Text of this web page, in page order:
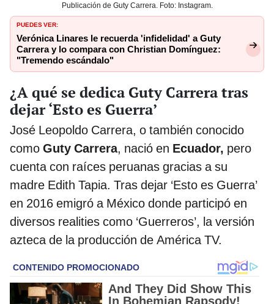
Publicación de Guty Carrera. Foto: Instagram.
PUEDES VER:
Verónica Linares le recuerda 'infidelidad' a Guty
Carrera y lo compara con Christian Domínguez:
"Tremendo escándalo"
¿A qué se dedica Guty Carrera tras
dejar ‘Esto es Guerra’
José Leopoldo Carrera, o también conocido
como Guty Carrera, nació en Ecuador, pero
cuenta con raíces peruanas gracias a su
madre Edith Tapia. Tras dejar ‘Esto es Guerra’
en 2016 emigró a México donde participó en
diversos realities como ‘Guerreros’, la versión
azteca de la producción de América TV.